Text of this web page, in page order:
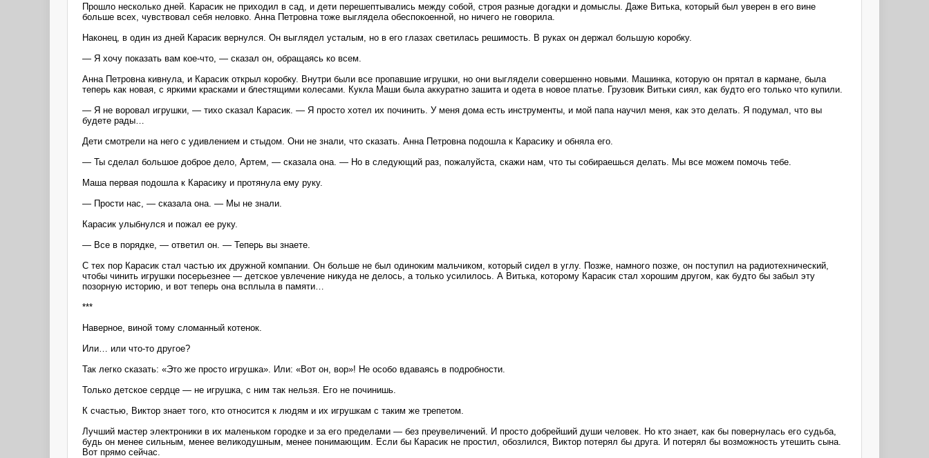
Прошло несколько дней. Карасик не приходил в сад, и дети перешептывались между собой, строя разные догадки и домыслы. Даже Витька, который был уверен в его вине
больше всех, чувствовал себя неловко. Анна Петровна тоже выглядела обеспокоенной, но ничего не говорила.
Наконец, в один из дней Карасик вернулся. Он выглядел усталым, но в его глазах светилась решимость. В руках он держал большую коробку.
— Я хочу показать вам кое-что, — сказал он, обращаясь ко всем.
Анна Петровна кивнула, и Карасик открыл коробку. Внутри были все пропавшие игрушки, но они выглядели совершенно новыми. Машинка, которую он прятал в кармане, была
теперь как новая, с яркими красками и блестящими колесами. Кукла Маши была аккуратно зашита и одета в новое платье. Грузовик Витьки сиял, как будто его только что купили.
— Я не воровал игрушки, — тихо сказал Карасик. — Я просто хотел их починить. У меня дома есть инструменты, и мой папа научил меня, как это делать. Я подумал, что вы
будете рады…
Дети смотрели на него с удивлением и стыдом. Они не знали, что сказать. Анна Петровна подошла к Карасику и обняла его.
— Ты сделал большое доброе дело, Артем, — сказала она. — Но в следующий раз, пожалуйста, скажи нам, что ты собираешься делать. Мы все можем помочь тебе.
Маша первая подошла к Карасику и протянула ему руку.
— Прости нас, — сказала она. — Мы не знали.
Карасик улыбнулся и пожал ее руку.
— Все в порядке, — ответил он. ― Теперь вы знаете.
С тех пор Карасик стал частью их дружной компании. Он больше не был одиноким мальчиком, который сидел в углу. Позже, намного позже, он поступил на радиотехнический,
чтобы чинить игрушки посерьезнее ― детское увлечение никуда не делось, а только усилилось. А Витька, которому Карасик стал хорошим другом, как будто бы забыл эту
позорную историю, и вот теперь она всплыла в памяти…
***
Наверное, виной тому сломанный котенок.
Или… или что-то другое?
Так легко сказать: «Это же просто игрушка». Или: «Вот он, вор»! Не особо вдаваясь в подробности.
Только детское сердце ― не игрушка, с ним так нельзя. Его не починишь.
К счастью, Виктор знает того, кто относится к людям и их игрушкам с таким же трепетом.
Лучший мастер электроники в их маленьком городке и за его пределами ― без преувеличений. И просто добрейший души человек. Но кто знает, как бы повернулась его судьба,
будь он менее сильным, менее великодушным, менее понимающим. Если бы Карасик не простил, обозлился, Виктор потерял бы друга. И потерял бы возможность утешить сына.
Вот прямо сейчас.